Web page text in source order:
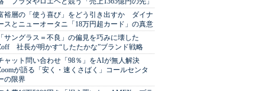
裕層の「使う喜び」をどう引き出すか ダイナ
スとニューオータニ「18万円超カード」の真意
サングラス＝不良」の偏見を巧みに壊した
社長が明かす“したたかな”ブランド戦略
ャット問い合わせ「98％」をAIが無人解決
が語る「安く・速くさばく」コールセンタ
の限界